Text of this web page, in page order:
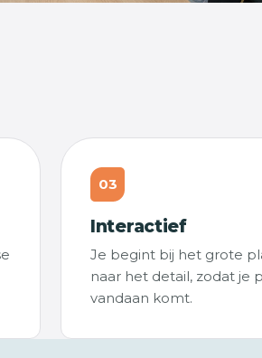
03
Interactief
Je begint bij het grote
naar het detail, zodat je
vandaan komt.